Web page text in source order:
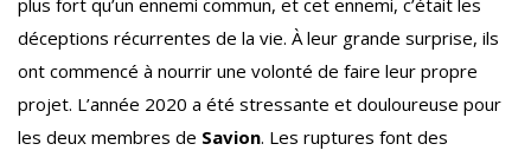
plus fort qu’un ennemi commun, et cet ennemi, c’était les
déceptions récurrentes de la vie. À leur grande surprise, ils
ont commencé à nourrir une volonté de faire leur propre
projet. L’année 2020 a été stressante et douloureuse pour
les deux membres de Savion. Les ruptures font des